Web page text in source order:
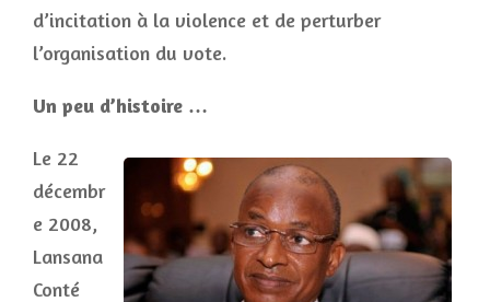
d’incitation à la violence et de perturber
l’organisation du vote.
Un peu d’histoire …
Le 22
décembr
e 2008,
Lansana
Conté